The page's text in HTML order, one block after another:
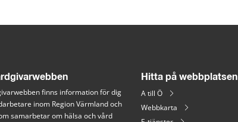
finns information för dig
inom Region Värmland och
samarbetar om hälsa och vård
Hitta på webbplatsen
A till Ö
Webbkarta